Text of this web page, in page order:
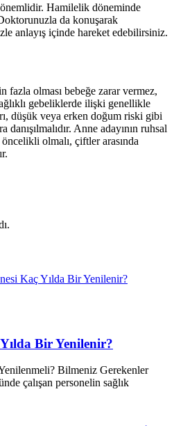
Hamilelik döneminde
da konuşarak
anlayış içinde hareket edebilirsiniz.
fazla olması bebeğe zarar vermez,
gebeliklerde ilişki genellikle
düşük veya erken doğum riski gibi
Anne adayının ruhsal
olmalı, çiftler arasında
Bir Yenilenir?
Bilmeniz Gerekenler
çalışan personelin sağlık